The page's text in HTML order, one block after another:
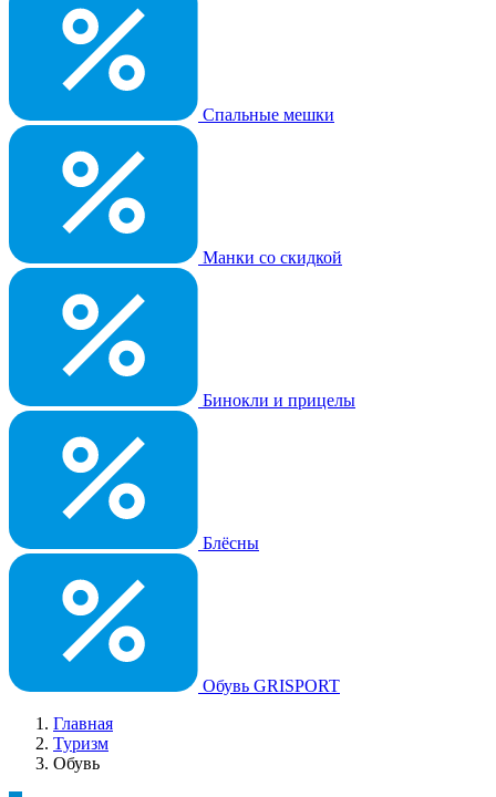
Спальные мешки
Манки со скидкой
Бинокли и прицелы
Блёсны
Обувь GRISPORT
Главная
Туризм
Обувь